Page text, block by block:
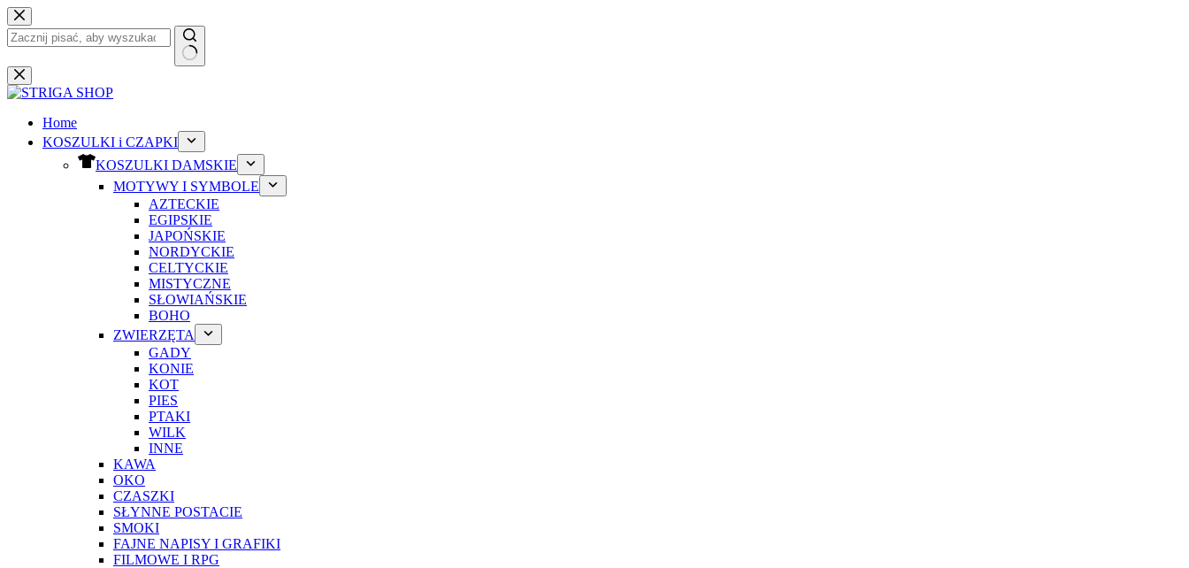
Przejdź
do
treści
Brak
wyników
Home
KOSZULKI i CZAPKI
KOSZULKI DAMSKIE
MOTYWY I SYMBOLE
AZTECKIE
EGIPSKIE
JAPOŃSKIE
NORDYCKIE
CELTYCKIE
MISTYCZNE
SŁOWIAŃSKIE
BOHO
ZWIERZĘTA
GADY
KONIE
KOT
PIES
PTAKI
WILK
INNE
KAWA
OKO
CZASZKI
SŁYNNE POSTACIE
SMOKI
FAJNE NAPISY I GRAFIKI
FILMOWE I RPG